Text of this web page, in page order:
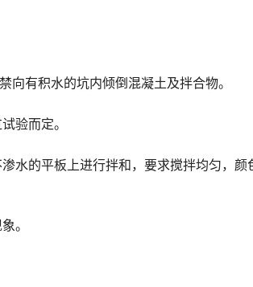
向有积水的坑内倾倒混凝土及拌合物。
验而定。
水的平板上进行拌和，要求搅拌均匀，颜
。